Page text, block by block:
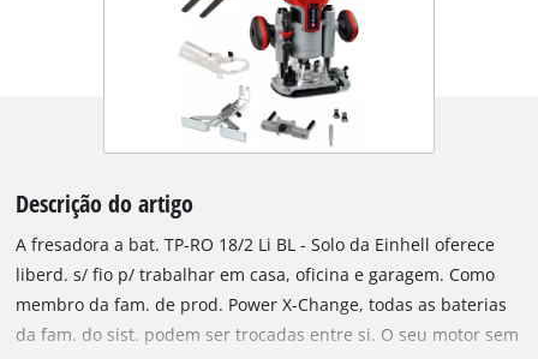
Descrição do artigo
A fresadora a bat. TP-RO 18/2 Li BL - Solo da Einhell oferece
liberd. s/ fio p/ trabalhar em casa, oficina e garagem. Como
membro da fam. de prod. Power X-Change, todas as baterias
da fam. do sist. podem ser trocadas entre si. O seu motor sem